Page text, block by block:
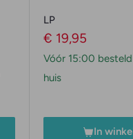
LP
Verkoopprijs
€ 19,95
Vóór 15:00
huis
In